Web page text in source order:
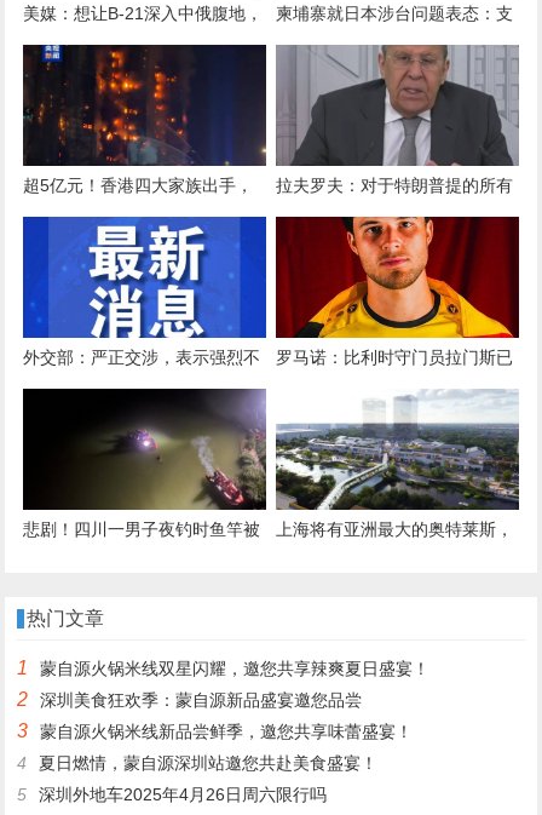
美媒：想让B-21深入中俄腹地，
自由出入肆意轰炸，100架远远
不够
柬埔寨就日本涉台问题表态：支
持中国在台湾问题上的原则立场
超5亿元！香港四大家族出手，
马云、雷军与腾讯、阿里、安踏
等企业紧急驰援香港大埔
拉夫罗夫：对于特朗普提的所有
调解建议，泽连斯基都说“不”
外交部：严正交涉，表示强烈不
罗马诺：比利时守门员拉门斯已
同意加盟曼联，转会费2000万欧
悲剧！四川一男子夜钓时鱼竿被
上海将有亚洲最大的奥特莱斯，
热门文章
1 蒙自源火锅米线双星闪耀，邀您共享辣爽夏日盛宴！
2 深圳美食狂欢季：蒙自源新品盛宴邀您品尝
3
蒙自源火锅米线新品尝鲜季，邀您共享味蕾盛宴！
4
夏日燃情，蒙自源深圳站邀您共赴美食盛宴！
5
深圳外地车2025年4月26日周六限行吗